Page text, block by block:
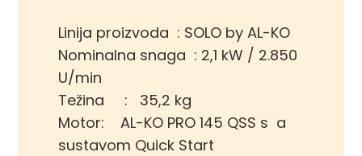
Linija proizvoda : SOLO by AL-KO
Nominalna snaga : 2,1 kW / 2.850
U/min
Težina : 35,2 kg
Motor: AL-KO PRO 145 QSS s a
sustavom Quick Start